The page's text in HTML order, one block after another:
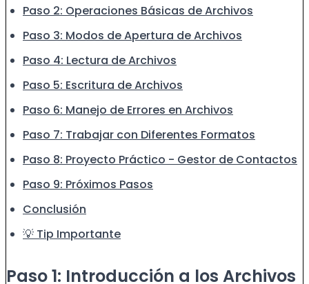
Paso 2: Operaciones Básicas de Archivos
Paso 3: Modos de Apertura de Archivos
Paso 4: Lectura de Archivos
Paso 5: Escritura de Archivos
Paso 6: Manejo de Errores en Archivos
Paso 7: Trabajar con Diferentes Formatos
Paso 8: Proyecto Práctico - Gestor de Contactos
Paso 9: Próximos Pasos
Conclusión
💡 Tip Importante
Paso 1: Introducción a los Archivos